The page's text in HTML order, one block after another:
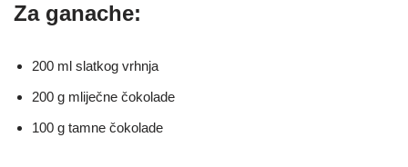
Za ganache:
200 ml slatkog vrhnja
200 g mliječne čokolade
100 g tamne čokolade